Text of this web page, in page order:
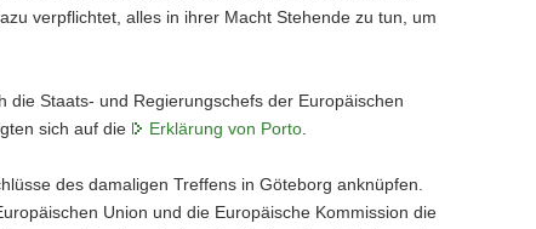
verpflichtet, alles in ihrer Macht Stehende zu tun, um
Staats- und Regierungschefs der Europäischen
sich auf die
Erklärung von Porto
des damaligen Treffens in Göteborg anknüpfen.
Union und die Europäische Kommission die